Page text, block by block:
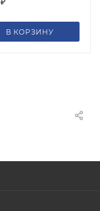
В КОРЗИНУ